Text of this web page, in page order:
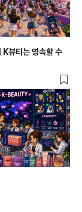
K뷰티는 영속할 수